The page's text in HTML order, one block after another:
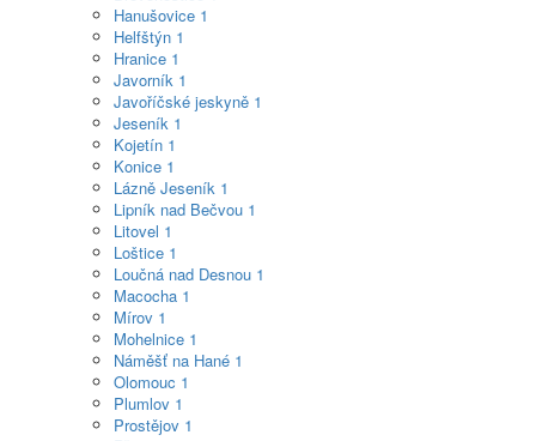
Hanušovice 1
Helfštýn 1
Hranice 1
Javorník 1
Javoříčské jeskyně 1
Jeseník 1
Kojetín 1
Konice 1
Lázně Jeseník 1
Lipník nad Bečvou 1
Litovel 1
Loštice 1
Loučná nad Desnou 1
Macocha 1
Mírov 1
Mohelnice 1
Náměšť na Hané 1
Olomouc 1
Plumlov 1
Prostějov 1